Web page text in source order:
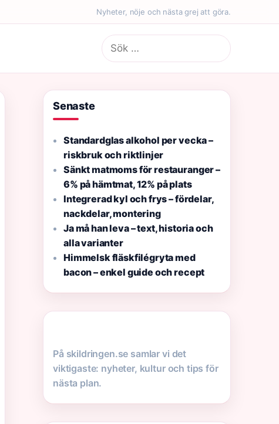
Nyheter, nöje och nästa grej att göra.
Sök
efter:
Senaste
Standardglas alkohol per vecka –
riskbruk och riktlinjer
Sänkt matmoms för restauranger –
6% på hämtmat, 12% på plats
Integrerad kyl och frys – fördelar,
nackdelar, montering
Ja må han leva – text, historia och
alla varianter
Himmelsk fläskfilégryta med
bacon – enkel guide och recept
På skildringen.se samlar vi det
viktigaste: nyheter, kultur och tips för
nästa plan.